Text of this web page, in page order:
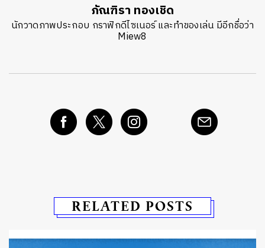
ภัณฑิรา ทองเชิด
นักวาดภาพประกอบ กราฟิกดีไซเนอร์ และทำของเล่น มีอีกชื่อว่า
Miew8
RELATED POSTS